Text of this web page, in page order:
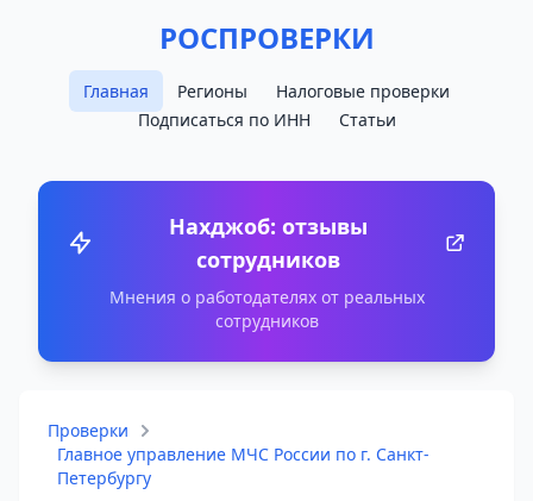
РОСПРОВЕРКИ
Главная Регионы
Налоговые проверки
Подписаться по ИНН
Статьи
Нахджоб: отзывы
сотрудников
Мнения о работодателях от реальных
сотрудников
Проверки
Главное управление МЧС России по г. Санкт-
Петербургу